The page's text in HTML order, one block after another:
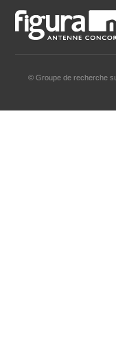
© Groupe de recherche